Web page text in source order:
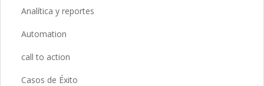
Analítica y reportes
Automation
call to action
Casos de Éxito